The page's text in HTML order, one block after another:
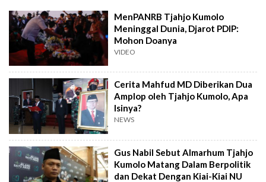
MenPANRB Tjahjo Kumolo
Meninggal Dunia, Djarot PDIP:
Mohon Doanya
VIDEO
Cerita Mahfud MD Diberikan Dua
Amplop oleh Tjahjo Kumolo, Apa
Isinya?
NEWS
Gus Nabil Sebut Almarhum Tjahjo
Kumolo Matang Dalam Berpolitik
dan Dekat Dengan Kiai-Kiai NU